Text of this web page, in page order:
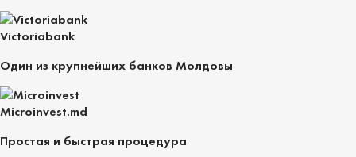
Victoriabank
Один из крупнейших банков Молдовы
Microinvest.md
Простая и быстрая процедура